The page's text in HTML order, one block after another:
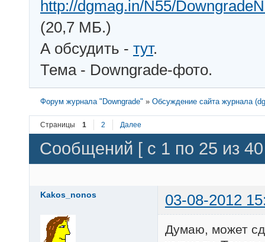
http://dgmag.in/N55/
(20,7 МБ.)
А обсудить - тут.
Тема - Downgrade-фото.
Форум журнала "Downgrade" »Обсуждение сайта журнала
Страницы 1 2 Далее
Сообщений [ с 1 по 25 из
Kakos_nonos 03-08-2012
Думаю, может